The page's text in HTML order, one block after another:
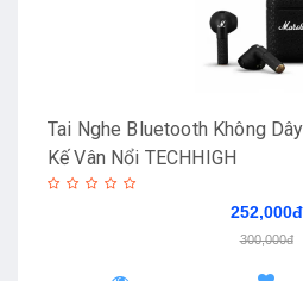
Tai Nghe Bluetooth Không
Kế Vân Nổi TECHHIGH
252,000đ
300,000đ